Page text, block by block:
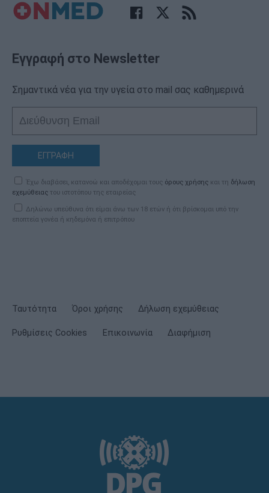
Εγγραφή στο Newsletter
Σημαντικά νέα για την υγεία στο mail σας καθημερινά
ΕΓΓΡΑΦΗ
Έχω διαβάσει, κατανοώ και αποδέχομαι τους όρους χρήσης και τη δήλωση
εχεμύθειας του ιστοτόπου της εταιρείας
Δηλώνω υπεύθυνα ότι είμαι άνω των 18 ετών ή ότι βρίσκομαι υπό την
εποπτεία γονέα ή κηδεμόνα ή επιτρόπου
Ταυτότητα Όροι χρήσης Δήλωση εχεμύθειας
Ρυθμίσεις Cookies Επικοινωνία Διαφήμιση